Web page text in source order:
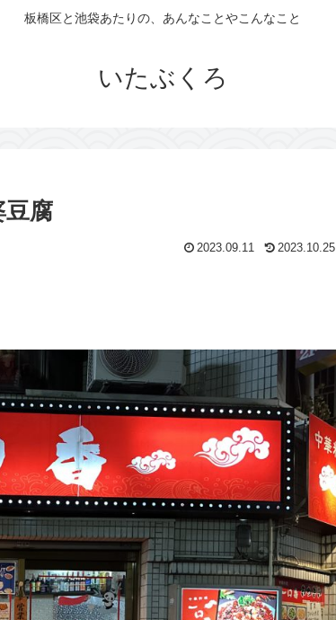
板橋区と池袋あたりの、あんなことやこんなこと
いたぶくろ
腐
2023.09.11 2023.10.25